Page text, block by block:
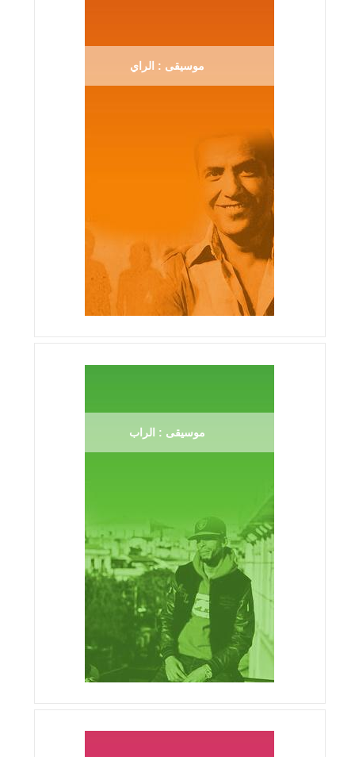
موسيقى : الراي
موسيقى : الراب